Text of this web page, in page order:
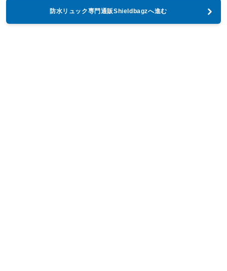
防水リュック専門通販Shieldbagzへ進む